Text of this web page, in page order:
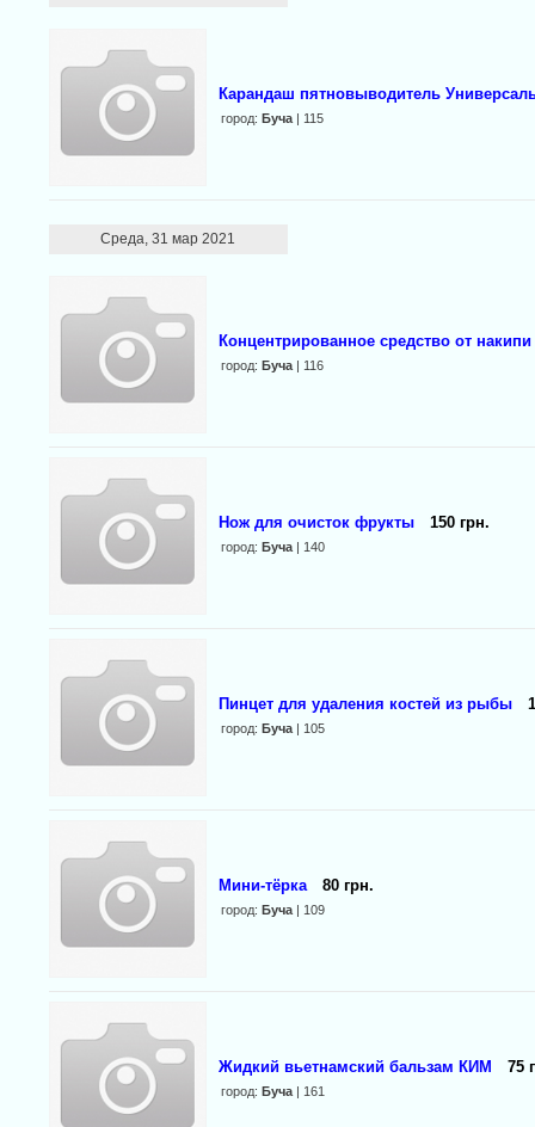
Карандаш пятновыводитель
город: Буча| 115
Среда, 31 мар 2021
Концентрированное средство от накипи
город: Буча| 116
Нож для очисток фрукты 150 грн.
город: Буча| 140
Пинцет для удаления костей из рыбы
город: Буча| 105
Мини-тёрка 80 грн.
город: Буча| 109
Жидкий вьетнамский бальзам КИМ 75
город: Буча| 161